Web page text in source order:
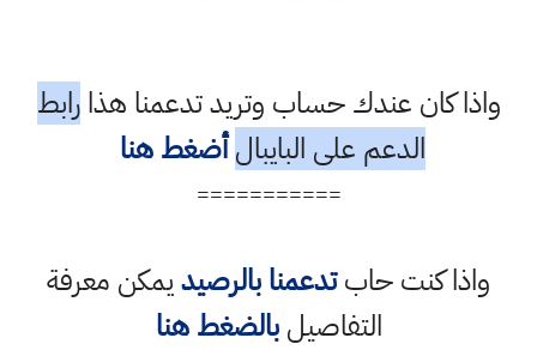
واذا كان عندك حساب وتريد تدعمنا هذارابط
الدعم على البايبال أضغط هنا
===========
واذا كنت حابتدعمنا بالرصيديمكن معرفة
التفاصيلبالضغط هنا